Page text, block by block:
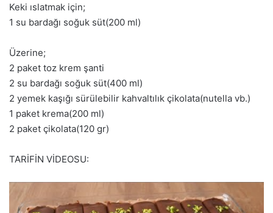
Keki ıslatmak için;
1 su bardağı soğuk süt(200 ml)
Üzerine;
2 paket toz krem şanti
2 su bardağı soğuk süt(400 ml)
2 yemek kaşığı sürülebilir kahvaltılık çikolata(nutella vb.)
1 paket krema(200 ml)
2 paket çikolata(120 gr)
TARİFİN VİDEOSU: